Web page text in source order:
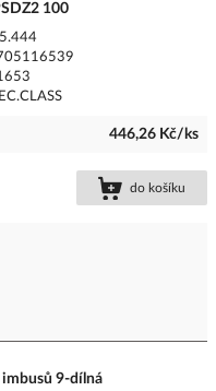
100
446,26 Kč/ks
do košíku
imbusů 9-dílná